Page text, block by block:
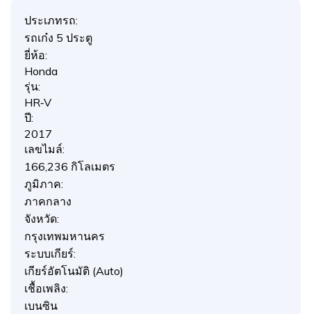
ประเภทรถ:
รถเก๋ง 5 ประตู
ยี่ห้อ:
Honda
รุ่น:
HR‑V
ปี:
2017
เลขไมล์:
166,236 กิโลเมตร
ภูมิภาค:
ภาคกลาง
จังหวัด:
กรุงเทพมหานคร
ระบบเกียร์:
เกียร์อัตโนมัติ (Auto)
เชื้อเพลิง:
เบนซิน